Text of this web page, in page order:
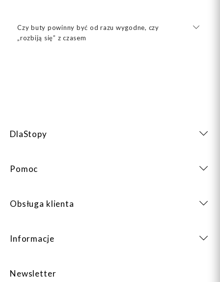
Czy buty powinny być od razu wygodne, czy
„rozbiją się” z czasem
DlaStopy
Pomoc
Obsługa klienta
Informacje
Newsletter